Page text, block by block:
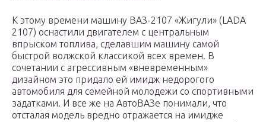
К этому времени машину ВАЗ-2107 «Жигули» (LADA
2107) оснастили двигателем с центральным
впрыском топлива, сделавшим машину самой
быстрой волжской классикой всех времен. В
сочетании с агрессивным «вневременным»
дизайном это придало ей имидж недорогого
автомобиля для семейной молодежи со спортивными
задатками. И все же на АвтоВАЗе понимали, что
отсталая модель вредно отражается на имидже